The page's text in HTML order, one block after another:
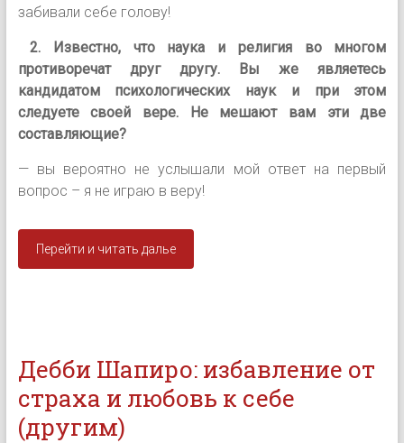
забивали себе голову!
2. Известно, что наука и религия во многом
противоречат друг другу. Вы же являетесь
кандидатом психологических наук и при этом
следуете своей вере. Не мешают вам эти две
составляющие?
— вы вероятно не услышали мой ответ на первый
вопрос – я не играю в веру!
Перейти и читать далье
Дебби Шапиро: избавление от
страха и любовь к себе
(другим)